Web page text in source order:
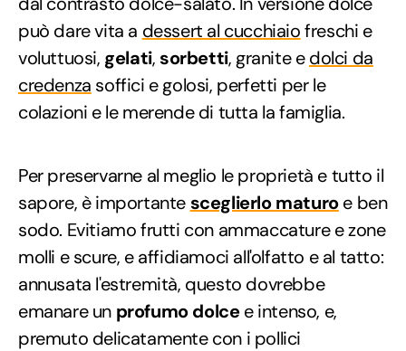
può dare vita a dessert al cucchiaiofreschi e
voluttuosi, gelati, sorbetti, granite edolci da
credenza soffici e golosi, perfetti per le
colazioni e le merende di tutta la famiglia.
Per preservarne al meglio le proprietà e tutto il
sapore, è importante sceglierlo maturoe ben
sodo. Evitiamo frutti con ammaccature e zone
molli e scure, e affidiamoci all'olfatto e al tatto:
annusata l'estremità, questo dovrebbe
emanare un profumo dolcee intenso, e,
premuto delicatamente con i pollici